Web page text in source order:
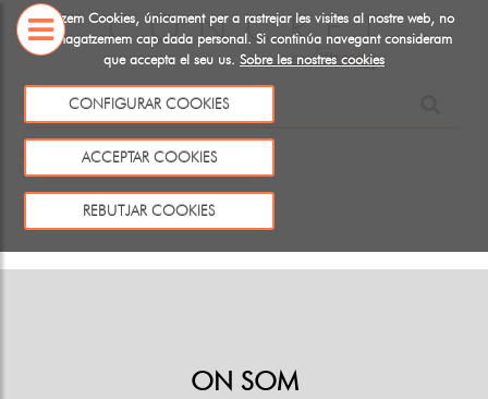
Utiltizem Cookies, únicament per a rastrejar les visites al nostre web, no
emmagatzemem cap dada personal. Si continúa navegant consideram
que accepta el seu us. Sobre les nostres cookies
CONFIGURAR COOKIES
ACCEPTAR COOKIES
REBUTJAR COOKIES
SOBRE
Aquest producte no existeix o no està a la venda
Tornar
ON SOM